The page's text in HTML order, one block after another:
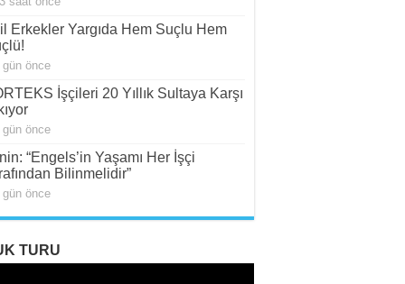
Erkekler Yargıda Hem Suçlu Hem
gün önce
İşçileri 20 Yıllık Sultaya Karşı
gün önce
“Engels’in Yaşamı Her İşçi
Bilinmelidir”
gün önce
TURU